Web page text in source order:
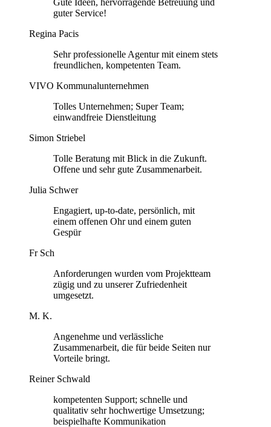
guter Service!
Regina Pacis
Sehr professionelle Agentur mit einem stets
freundlichen, kompetenten Team.
VIVO Kommunalunternehmen
Tolles Unternehmen; Super Team;
einwandfreie Dienstleitung
Simon Striebel
Tolle Beratung mit Blick in die Zukunft.
Offene und sehr gute Zusammenarbeit.
Julia Schwer
Engagiert, up-to-date, persönlich, mit
einem offenen Ohr und einem guten
Gespür
Fr Sch
Anforderungen wurden vom Projektteam
zügig und zu unserer Zufriedenheit
umgesetzt.
M. K.
Angenehme und verlässliche
Zusammenarbeit, die für beide Seiten nur
Vorteile bringt.
Reiner Schwald
kompetenten Support; schnelle und
qualitativ sehr hochwertige Umsetzung;
beispielhafte Kommunikation